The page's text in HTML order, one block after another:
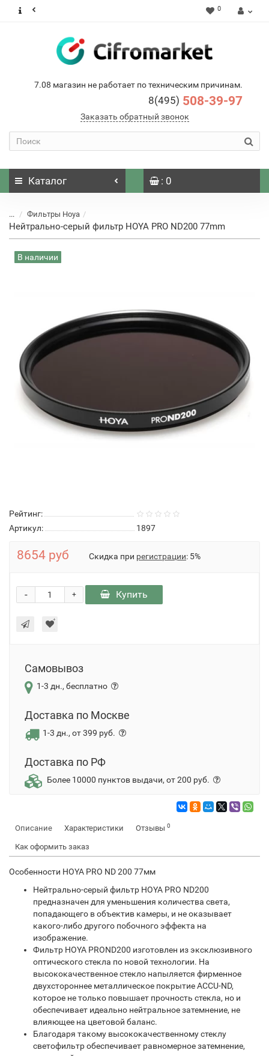
0
7.08 магазин не работает по техническим причинам.
8(495) 508-39-97
Заказать обратный звонок
Каталог : 0
... Фильтры Hoya
Нейтрально-серый фильтр HOYA PRO ND200 77mm
В наличии
Рейтинг:
Артикул:
1897
8654 руб Скидка при регистрации: 5%
+
- Купить
Самовывоз
1-3 дн., бесплатно
Доставка по Москве
1-3 дн., от 399 руб.
Доставка по РФ
Более 10000 пунктов выдачи, от 200 руб.
Описание Характеристики Отзывы 0
Как оформить заказ
Особенности HOYA PRO ND 200 77мм
Нейтрально-серый фильтр HOYA PRO ND200
предназначен для уменьшения количества света,
попадающего в объектив камеры, и не оказывает
какого-либо другого побочного эффекта на
изображение.
Фильтр HOYA PROND200 изготовлен из эксклюзивного
оптического стекла по новой технологии. На
высококачественное стекло напыляется фирменное
двухстороннее металлическое покрытие ACCU-ND,
которое не только повышает прочность стекла, но и
обеспечивает идеально нейтральное затемнение, не
влияющее на цветовой баланс.
Благодаря такому высококачественному стеклу
светофильтр обеспечивает равномерное затемнение,